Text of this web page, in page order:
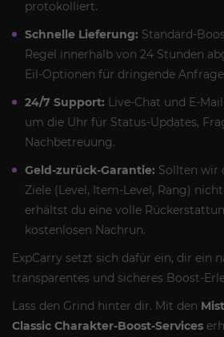
protokolliert.
Schnelle Lieferung: Standard-
Regel innerhalb von 24 Stunden
Eil-Optionen für dringende
24/7 Support: Live-Chat und E-
um die Uhr für Status-Updates,
Nachbetreuung.
Geld-zurück-Garantie: Sollten wir
Ziele (Level, Item-Level, Rang)
erhältst du eine volle
kostenlosen Nachrun.
ExpCarry setzt sich dafür ein, dir ein
transparentes und sicheres Boost-
Lass den Grind hinter dir. Mit den
Classic Charakter-Boost-Services